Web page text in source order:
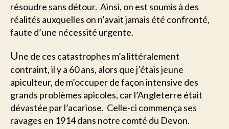
résoudre sans détour. Ainsi, on est soumis à des
réalités auxquelles on n’avait jamais été confronté,
faute d’une nécessité urgente.
Une de ces catastrophes m’a littéralement
contraint, il y a 60 ans, alors que j’étais jeune
apiculteur, de m’occuper de façon intensive des
grands problèmes apicoles, car l’Angleterre était
dévastée par l’acariose. Celle-ci commença ses
ravages en 1914 dans notre comté du Devon.